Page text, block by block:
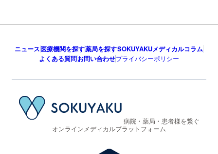
ニュース医療機関を探す薬局を探すSOKUYAKUメディカルコラム
よくある質問お問い合わせプライバシーポリシー
病院・薬局・患者様を繋ぐ
オンラインメディカルプラットフォーム